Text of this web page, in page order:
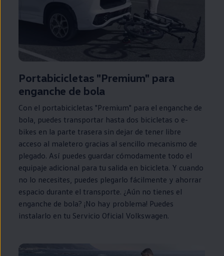
Portabicicletas "Premium" para
enganche de bola
Con el portabicicletas "Premium" para el enganche de
bola, puedes transportar hasta dos bicicletas o e-
bikes en la parte trasera sin dejar de tener libre
acceso al maletero gracias al sencillo mecanismo de
plegado. Así puedes guardar cómodamente todo el
equipaje adicional para tu salida en bicicleta. Y cuando
no lo necesites, puedes plegarlo fácilmente y ahorrar
espacio durante el transporte. ¿Aún no tienes el
enganche de bola? ¡No hay problema! Puedes
instalarlo en tu Servicio Oficial Volkswagen.